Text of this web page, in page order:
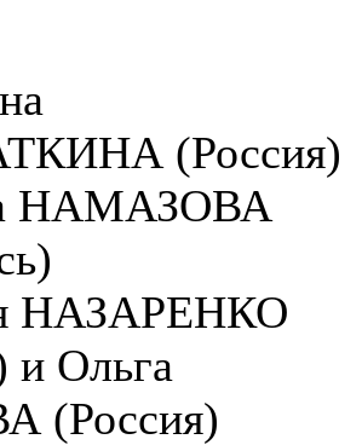
(Россия)
НАМАЗОВА
НАЗАРЕНКО
и Ольга
(Россия)